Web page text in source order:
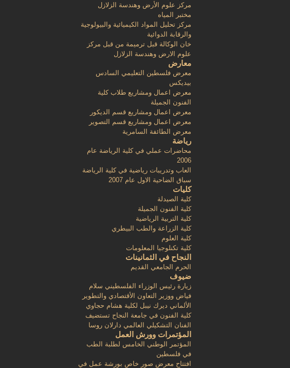
مركز علوم الأرض وهندسة الزلازل
مختبر المياه
مركز تحليل المواد الكيميائية والبيولوجية
والرقابة الدوائية
خان الوكالة قبل ترميمة من قبل مركز
علوم الارض وهندسة الزلازل
معارض
معرض فلسطين التعليمي السادس
بيديكس
معرض اعمال ومشاريع طلاب كلية
الفنون الجميلة
معرض اعمال ومشاريع قسم الديكور
معرض اعمال ومشاريع قسم التصوير
معرض الطائفة السامرية
رياضة
محاضرات عملي في كلية الرياضة عام
2006
العاب وتدريبات رياضية في كلية الرياضة
سباق الضاحية الاول عام 2007
كليات
كلية الصيدلة
كلية الفنون الجميلة
كلية التربية الرياضية
كلية الزراعة والطب البيطري
كلية العلوم
كلية تكنلوجيا المعلومات
النجاح في الثمانينات
الحرم الجامعي القديم
ضيوف
زيارة رئيس الوزراء الفلسطيني سلام
فياض ووزير التعاون الأقتصادي والتطوير
الألماني ديرك نيبل لكلية هشام حجاوي
كلية الفنون في جامعة النجاح تستضيف
الفنان التشكيلي العالمي دارلان روسا
المؤتمرات وورش العمل
المؤتمر الوطني الخامس لطلبة الطب
في فلسطين
افتتاح معرض صور خاص بورشة عمل في